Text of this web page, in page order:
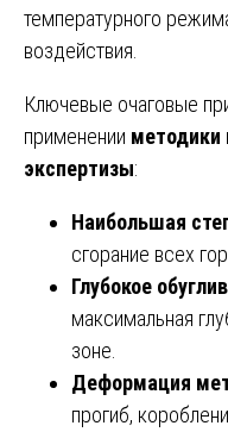
температурного
воздействия.
Ключевые очаговые
применении методики
экспертизы:
Наибольшая
сгорание всех
Глубокое
максимальная
зоне.
Деформация
прогиб,